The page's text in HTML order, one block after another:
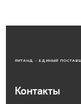
ЛИТАНД - ЕДИНЫЙ
Контакты